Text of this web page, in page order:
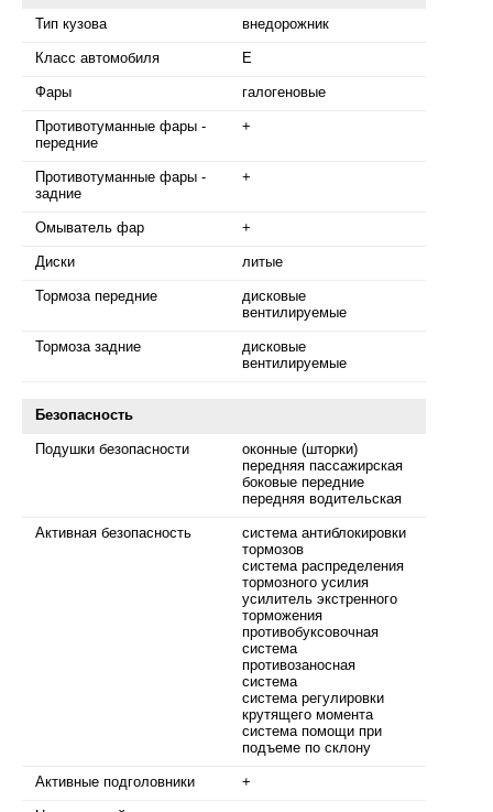
Тип кузова внедорожник
Класс автомобиля E
Фары галогеновые
Противотуманные фары -
передние
+
Противотуманные фары -
задние
+
Омыватель фар +
Диски литые
Тормоза передние
дисковые
вентилируемые
Тормоза задние
дисковые
вентилируемые
Безопасность
Подушки безопасности
оконные (шторки)
передняя пассажирская
боковые передние
передняя водительская
Активная безопасность
система антиблокировки
тормозов
система распределения
тормозного усилия
усилитель экстренного
торможения
противобуксовочная
система
противозаносная
система
система регулировки
крутящего момента
система помощи при
подъеме по склону
Активные подголовники +